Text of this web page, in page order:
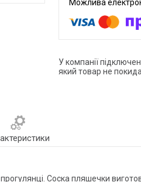
У компанії
який товар не
Соска пляшечки